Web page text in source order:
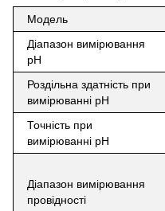
Модель
Діапазон вимірювання
pH
Роздільна здатність при
вимірюванні pH
Точність при
вимірюванні pH
Діапазон вимірювання
провідності